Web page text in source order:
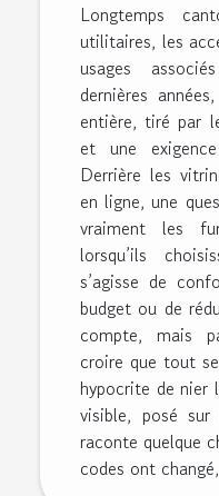
Longtemps
utilitaires, les
usages
dernières
entière, tiré par
et une
Derrière les
en ligne, une
vraiment les
lorsqu’ils
s’agisse de
budget ou de
compte, mais
croire que tout
hypocrite de nier
visible, posé
raconte quelque
codes ont